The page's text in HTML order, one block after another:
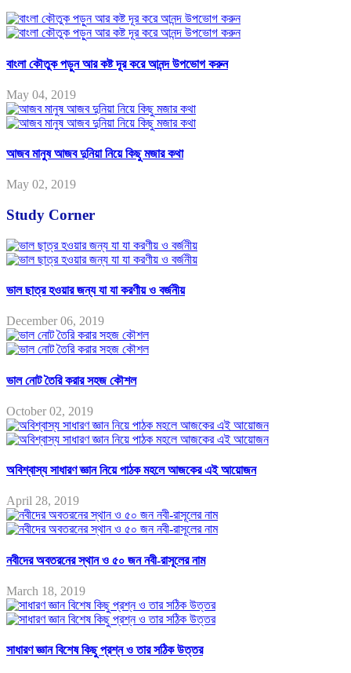
বাংলা কৌতুক পড়ুন আর কষ্ট দূর করে আনন্দ উপভোগ করুন
May 04, 2019
আজব মানুষ আজব দুনিয়া নিয়ে কিছু মজার কথা
May 02, 2019
Study Corner
ভাল ছাত্র হওয়ার জন্য যা যা করণীয় ও বর্জনীয়
December 06, 2019
ভাল নোট তৈরি করার সহজ কৌশল
October 02, 2019
অবিশ্বাস্য সাধারণ জ্ঞান নিয়ে পাঠক মহলে আজকের এই আয়োজন
April 28, 2019
নবীদের অবতরনের স্থান ও ৫০ জন নবী-রাসূলের নাম
March 18, 2019
সাধারণ জ্ঞান বিশেষ কিছু প্রশ্ন ও তার সঠিক উত্তর